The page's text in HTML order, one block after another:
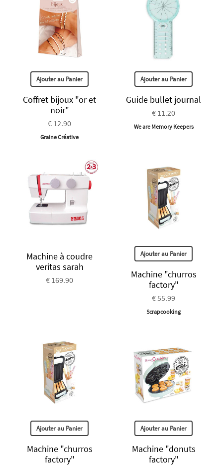
Ajouter au Panier
Coffret bijoux "or et
noir"
€ 12.90
Graine Créative
Ajouter au Panier
Guide bullet journal
€ 11.20
We are Memory Keepers
Machine à coudre
veritas sarah
€ 169.90
Ajouter au Panier
Machine "churros
factory"
€ 55.99
Scrapcooking
Ajouter au Panier
Machine "churros
factory"
Ajouter au Panier
Machine "donuts
factory"